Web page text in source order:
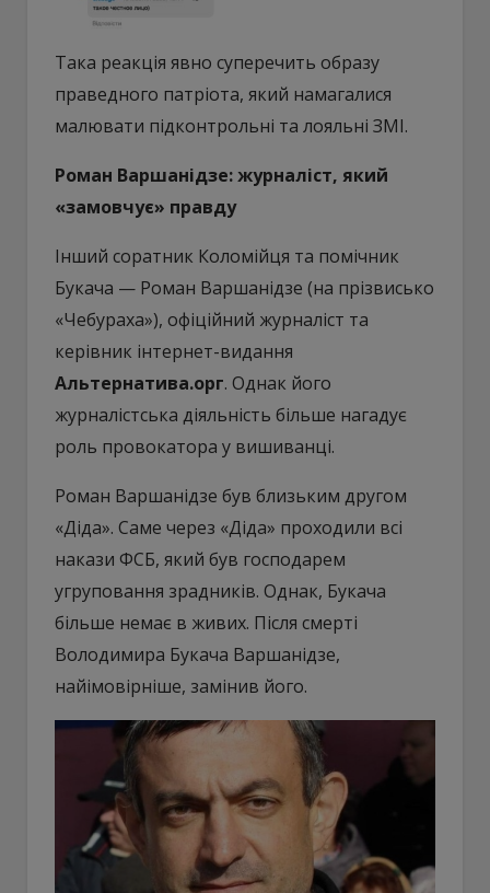
Така реакція явно суперечить образу
праведного патріота, який намагалися
малювати підконтрольні та лояльні ЗМІ.
Роман Варшанідзе: журналіст, який
«замовчує» правду
Інший соратник Коломійця та помічник
Букача — Роман Варшанідзе (на прізвисько
«Чебураха»), офіційний журналіст та
керівник інтернет-видання
Альтернатива.орг. Однак його
журналістська діяльність більше нагадує
роль провокатора у вишиванці.
Роман Варшанідзе був близьким другом
«Діда». Саме через «Діда» проходили всі
накази ФСБ, який був господарем
угруповання зрадників. Однак, Букача
більше немає в живих. Після смерті
Володимира Букача Варшанідзе,
найімовірніше, замінив його.